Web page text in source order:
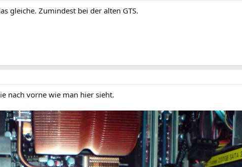
gleiche. Zumindest bei der alten GTS.
nach vorne wie man hier sieht.